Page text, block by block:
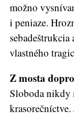
možno
i peniaze.
vlastného
Z mosta
Sloboda nikdy